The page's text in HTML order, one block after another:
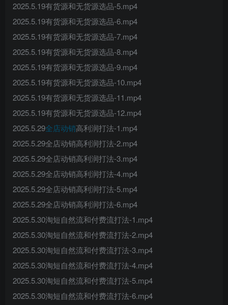
2025.5.19有货源和无货源选品-5.mp4
2025.5.19有货源和无货源选品-6.mp4
2025.5.19有货源和无货源选品-7.mp4
2025.5.19有货源和无货源选品-8.mp4
2025.5.19有货源和无货源选品-9.mp4
2025.5.19有货源和无货源选品-10.mp4
2025.5.19有货源和无货源选品-11.mp4
2025.5.19有货源和无货源选品-12.mp4
2025.5.29全店动销高利润打法-1.mp4
2025.5.29全店动销高利润打法-2.mp4
2025.5.29全店动销高利润打法-3.mp4
2025.5.29全店动销高利润打法-4.mp4
2025.5.29全店动销高利润打法-5.mp4
2025.5.29全店动销高利润打法-6.mp4
2025.5.30淘短自然流和付费流打法-1.mp4
2025.5.30淘短自然流和付费流打法-2.mp4
2025.5.30淘短自然流和付费流打法-3.mp4
2025.5.30淘短自然流和付费流打法-4.mp4
2025.5.30淘短自然流和付费流打法-5.mp4
2025.5.30淘短自然流和付费流打法-6.mp4